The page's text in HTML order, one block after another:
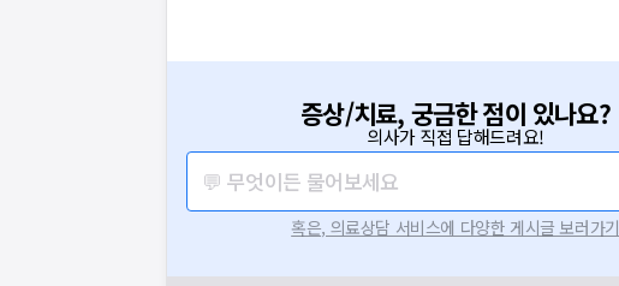
증상/치료, 궁금한 점이 있나요?
의사가 직접 답해드려요!
💬 무엇이든 물어보세요
혹은, 의료상담 서비스에 다양한 게시글 보러가기